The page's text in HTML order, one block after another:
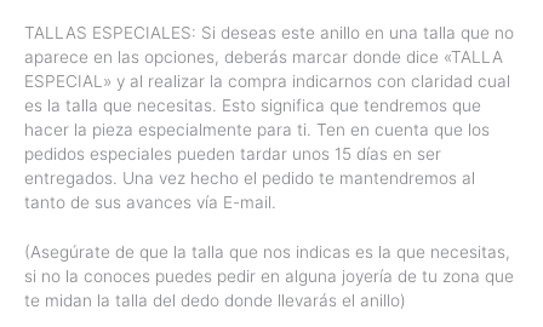
TALLAS ESPECIALES: Si deseas este anillo en una talla que no
aparece en las opciones, deberás marcar donde dice «TALLA
ESPECIAL» y al realizar la compra indicarnos con claridad cual
es la talla que necesitas. Esto significa que tendremos que
hacer la pieza especialmente para ti. Ten en cuenta que los
pedidos especiales pueden tardar unos 15 días en ser
entregados. Una vez hecho el pedido te mantendremos al
tanto de sus avances vía E-mail.
(Asegúrate de que la talla que nos indicas es la que necesitas,
si no la conoces puedes pedir en alguna joyería de tu zona que
te midan la talla del dedo donde llevarás el anillo)